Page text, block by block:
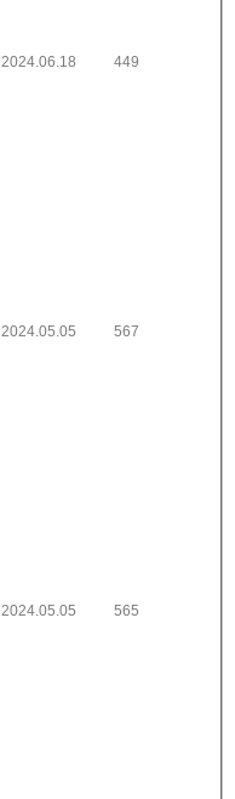
2024.06.18 449
2024.05.05 567
2024.05.05 565